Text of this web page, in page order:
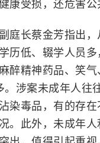
康受损，还危害公
庭长蔡金芳指出
历低、辍学人员
醉精神药品、笑
。涉案未成年人往
染毒品，有的存
。此外，未成年